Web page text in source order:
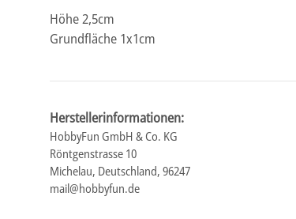
Höhe 2,5cm
Grundfläche 1x1cm
Herstellerinformationen:
HobbyFun GmbH & Co. KG
Röntgenstrasse 10
Michelau, Deutschland, 96247
mail@hobbyfun.de